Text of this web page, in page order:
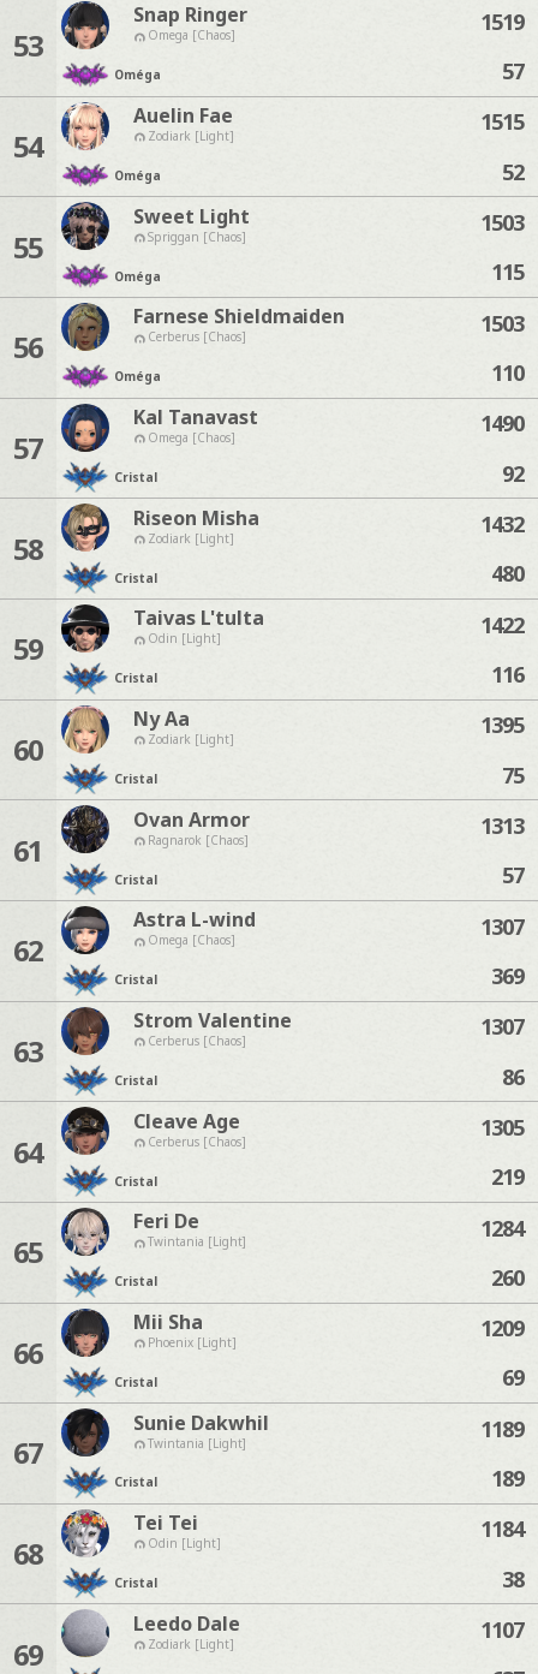
53
Snap Ringer
Omega [Chaos]
Oméga
1519
57
54
Auelin Fae
Zodiark [Light]
Oméga
1515
52
55
Sweet Light
Spriggan [Chaos]
Oméga
1503
115
56
Farnese Shieldmaiden
Cerberus [Chaos]
Oméga
1503
110
57
Kal Tanavast
Omega [Chaos]
Cristal
1490
92
58
Riseon Misha
Zodiark [Light]
Cristal
1432
480
59
Taivas L'tulta
Odin [Light]
Cristal
1422
116
60
Ny Aa
Zodiark [Light]
Cristal
1395
75
61
Ovan Armor
Ragnarok [Chaos]
Cristal
1313
57
62
Astra L-wind
Omega [Chaos]
Cristal
1307
369
63
Strom Valentine
Cerberus [Chaos]
Cristal
1307
86
64
Cleave Age
Cerberus [Chaos]
Cristal
1305
219
65
Feri De
Twintania [Light]
Cristal
1284
260
66
Mii Sha
Phoenix [Light]
Cristal
1209
69
67
Sunie Dakwhil
Twintania [Light]
Cristal
1189
189
68
Tei Tei
Odin [Light]
Cristal
1184
38
69
Leedo Dale
Zodiark [Light]
1107